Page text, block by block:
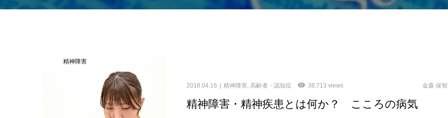
精神障害
2018.04.16 精神障害,高齢者・認知症 38,713 views 金森 保智
精神障害・精神疾患とは何か？ こころの病気